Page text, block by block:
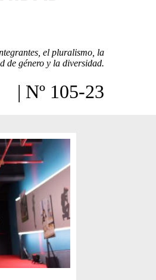
el pluralismo, la
de género y la diversidad.
| Nº 105-23